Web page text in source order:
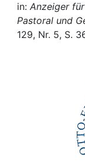
My FIS
in: Anzeiger
Pastoral und
129, Nr. 5, S.